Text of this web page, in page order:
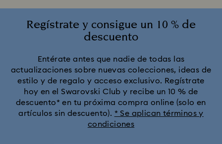
Regístrate y consigue un 10 % de
descuento
Entérate antes que nadie de todas las
actualizaciones sobre nuevas colecciones, ideas de
estilo y de regalo y acceso exclusivo. Regístrate
hoy en el Swarovski Club y recibe un 10 % de
descuento* en tu próxima compra online (solo en
artículos sin descuento). * Se aplican términos y
condiciones